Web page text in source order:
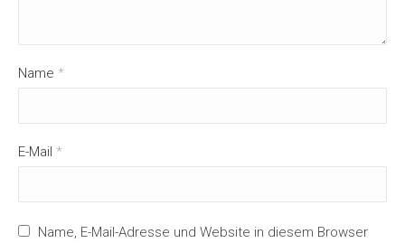
Name *
E-Mail *
Name, E-Mail-Adresse und Website in diesem Browser